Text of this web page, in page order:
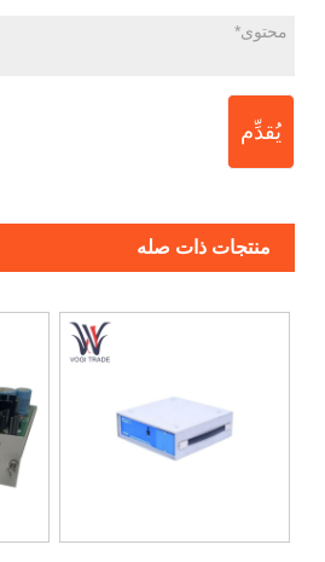
يُقدِّم
منتجات ذات صله